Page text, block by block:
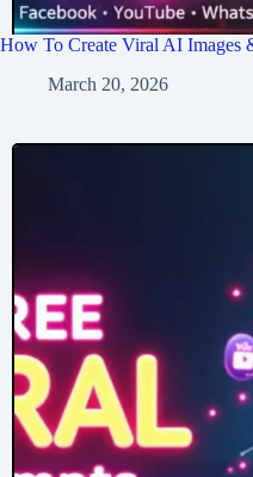
How To Create Viral AI Images
March 20, 2026